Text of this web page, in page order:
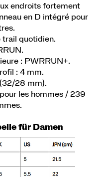
endroits fortement
en D intégré pour
trail quotidien.
: PWRRUN+.
: 4 mm.
28 mm).
les hommes / 239
für Damen